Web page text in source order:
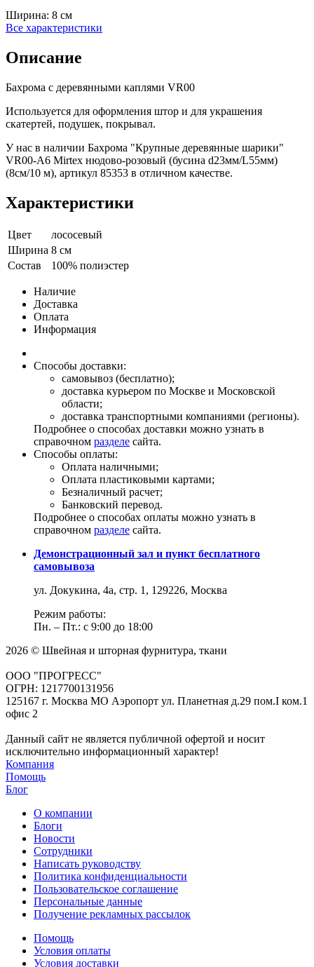
Ширина: 8 см
Все характеристики
Описание
Бахрома с деревянными каплями VR00
Используется для оформления штор и для украшения
скатертей, подушек, покрывал.
У нас в наличии Бахрома "Крупные деревянные шарики"
VR00-A6 Mirtex нюдово-розовый (бусина d23мм/L55мм)
(8см/10 м), артикул 85353 в отличном качестве.
Характеристики
Цвет
лососевый
Ширина 8 см
Состав
100% полиэстер
Наличие
Доставка
Оплата
Информация
Способы доставки:
самовывоз (бесплатно);
доставка курьером по Москве и Московской
области;
доставка транспортными компаниями (регионы).
Подробнее о способах доставки можно узнать в
справочном разделе сайта.
Способы оплаты:
Оплата наличными;
Оплата пластиковыми картами;
Безналичный расчет;
Банковский перевод.
Подробнее о способах оплаты можно узнать в
справочном разделе сайта.
Демонстрационный зал и пункт бесплатного
самовывоза
ул. Докукина, 4а, стр. 1, 129226, Москва
Режим работы:
Пн. – Пт.: с 9:00 до 18:00
2026 © Швейная и шторная фурнитура, ткани
ООО "ПРОГРЕСС"
ОГРН: 1217700131956
125167 г. Москва МО Аэропорт ул. Планетная д.29 пом.I ком.1
офис 2
Данный сайт не является публичной офертой и носит
исключительно информационный характер!
Компания
Помощь
Блог
О компании
Блоги
Новости
Сотрудники
Написать руководству
Политика конфиденциальности
Пользовательское соглашение
Персональные данные
Получение рекламных рассылок
Помощь
Условия оплаты
Условия доставки